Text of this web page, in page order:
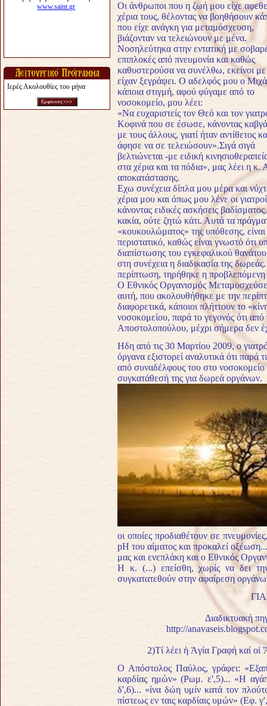
Ιερές Ακολουθίες του μήνα
Οι άνθρωποι που η ζωή μου είχε
χέρια τους, θέλοντας να βοηθήσουν
που είχε ανάγκη για μεταμόσχευση,
βιάζονταν να τελειώνουν με μένα.
Νοσηλεύτηκα στην εντατική με
επιπλοκές από πνευμονία και καθώς
καθυστερούσα να συνέλθω, εκείνοι με
είχαν ξεγράψει. Ο αδελφός μου ο
κάποια στιγμή, αφού φύγαμε από το
νοσοκομείο, μου λέει:
«Nα ευχαριστείς τον Θεό και τον
Κοφινά που σε έσωσε, κάνοντας
με τους άλλους, γιατί ήταν αντίθετος
άφησε να σε τελειώσουν».Σιγά σιγά
βελτιώνεται -με ειδική
στα χέρια και τα πόδια», μας λέει η
αποκατάστασης.
Εχω συνέχεια δίπλα μου μέρα και
χέρια μου και όπως μου λένε οι
κάνοντας ειδικές ασκήσεις
κακία, ούτε ζητώ κάτι. Αυτά τα
«κουκουλώματος» της υπόθεσης,
περιστατικό, καθώς είναι γνωστό ότι
διαπίστωσης του εγκεφαλικού
στη συνέχεια η διαδικασία της
περίπτωση, τηρήθηκε η προβλεπόμενη
Ο Εθνικός Οργανισμός
αυτή, που ακολουθήθηκε με την
διαφορετικά, κάποιοι πλήττουν το
νοσοκομείου, παρά το γεγονός ότι
Αποστολοπούλου, μέχρι σήμερα δεν
Hδη από τις 30 Μαρτίου 2009, ο
όργανα εξιστορεί αναλυτικά ότι παρά
από συναδέλφους του στο
συγκατάθεσή της για δωρεά οργάνων.
οι οποίες προδιαθέτουν σε
pH του αίματος και προκαλεί
μας και ενεπλάκη και ο Εθνικός
Η κ. (...) επείσθη, χωρίς να δει
συγκατατεθούν στην αφαίρεση
Διαδικτυακή
http://
2)Τί λέει ἡ Ἁγία Γραφή καί οἱ
Ο Απόστολος Παύλος, γράφει:
καρδίας ημών» (Ρωμ. ε',5)... «Η
δ',6)... «ίνα δώη υμίν κατά τον
πίστεως εν ταις καρδίαις υμών» (Εφ.